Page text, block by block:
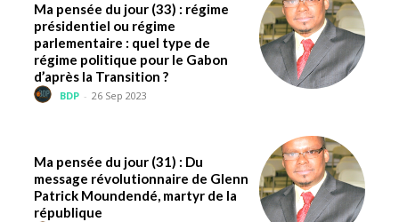
Ma pensée du jour (33) : régime
présidentiel ou régime
parlementaire : quel type de
régime politique pour le Gabon
d’après la Transition ?
BDP - 26 Sep 2023
Ma pensée du jour (31) : Du
message révolutionnaire de Glenn
Patrick Moundendé, martyr de la
république